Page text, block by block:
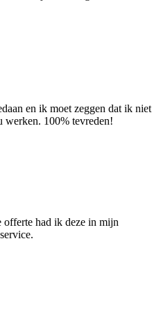
en ik moet zeggen dat ik niet
werken. 100% tevreden!
offerte had ik deze in mijn